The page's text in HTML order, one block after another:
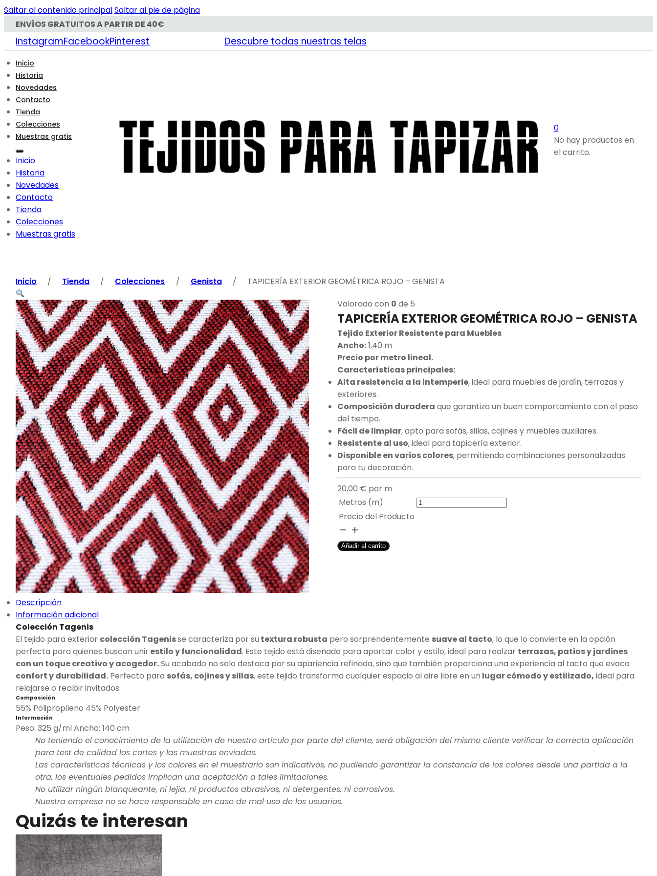
Saltar al contenido principalSaltar al pie de página
ENVÍOS GRATUITOS A PARTIR DE 40€
InstagramFacebookPinterest Descubre todas nuestras telas
Inicio
Historia
Novedades
Contacto
Tienda
Colecciones
Muestras gratis
Inicio
Historia
Novedades
Contacto
Tienda
Colecciones
Muestras gratis
0
No hay productos en
el carrito.
Inicio / Tienda / Colecciones / Genista / TAPICERÍA EXTERIOR GEOMÉTRICA ROJO – GENISTA
Valorado con 0 de 5
TAPICERÍA EXTERIOR GEOMÉTRICA ROJO – GENISTA
Tejido Exterior Resistente para Muebles
Ancho:1,40 m
Precio por metro lineal.
Características principales:
Alta resistencia a la intemperie, ideal para muebles de jardín, terrazas y
exteriores.
Composición duradera que garantiza un buen comportamiento con el paso
del tiempo.
Fácil de limpiar, apto para sofás, sillas, cojines y muebles auxiliares.
Resistente al uso, ideal para tapicería exterior.
Disponible en varios colores, permitiendo combinaciones personalizadas
para tu decoración.
20,00 € por m
Metros (m)
Precio del Producto
TAPICERÍA
EXTERIOR
GEOMÉTRICA
Añadir al carrito
Descripción
Información adicional
Colección Tagenis
El tejido para exterior colección Tagenisse caracteriza por su textura robusta pero sorprendentemente suave al tacto, lo que lo convierte en la opción
perfecta para quienes buscan unirestilo y funcionalidad. Este tejido está diseñado para aportar color y estilo, ideal para realzar terrazas, patios y jardines
con un toque creativo y acogedor.Su acabado no solo destaca por su apariencia refinada, sino que también proporciona una experiencia al tacto que evoca
confort y durabilidad. Perfecto para sofás, cojines y sillas, este tejido transforma cualquier espacio al aire libre en un lugar cómodo y estilizado, ideal para
relajarse o recibir invitados.
Composición
55% Polipropileno 45% Polyester
Información
Peso: 325 g/ml Ancho: 140 cm
No teniendo el conocimiento de la utilización de nuestro artículo por parte del cliente, será obligación del mismo cliente verificar la correcta aplicación
para test de calidad los cortes y las muestras enviadas.
Las características técnicas y los colores en el muestrario son indicativos, no pudiendo garantizar la constancia de los colores desde una partida a la
otra, los eventuales pedidos implican una aceptación a tales limitaciones.
No utilizar ningún blanqueante, ni lejía, ni productos abrasivos, ni detergentes, ni corrosivos.
Nuestra empresa no se hace responsable en caso de mal uso de los usuarios.
Quizás te interesan